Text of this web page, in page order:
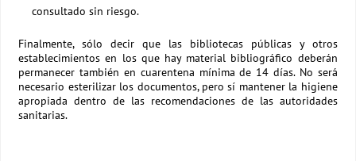
consultado sin riesgo.
Finalmente, sólo decir que las bibliotecas públicas y otros
establecimientos en los que hay material bibliográfico deberán
permanecer también en cuarentena mínima de 14 días. No será
necesario esterilizar los documentos, pero sí mantener la higiene
apropiada dentro de las recomendaciones de las autoridades
sanitarias.